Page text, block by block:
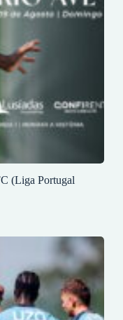
(Liga Portugal